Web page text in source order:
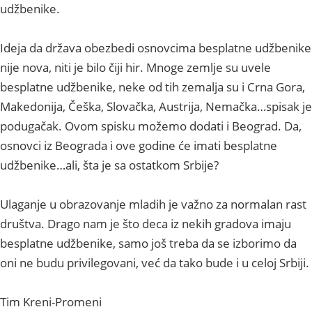
udžbenike.
Ideja da država obezbedi osnovcima besplatne udžbenike
nije nova, niti je bilo čiji hir. Mnoge zemlje su uvele
besplatne udžbenike, neke od tih zemalja su i Crna Gora,
Makedonija, Češka, Slovačka, Austrija, Nemačka…spisak je
podugačak. Ovom spisku možemo dodati i Beograd. Da,
osnovci iz Beograda i ove godine će imati besplatne
udžbenike…ali, šta je sa ostatkom Srbije?
Ulaganje u obrazovanje mladih je važnо za normalan rast
društva. Drago nam je što deca iz nekih gradova imaju
besplatne udžbenike, samo još treba da se izborimo da
oni ne budu privilegovani, već da tako bude i u celoj Srbiji.
Tim Kreni-Promeni